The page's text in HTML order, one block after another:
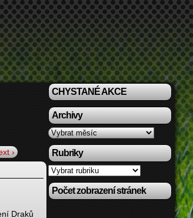
›
Draků
CHYSTANÉ AKCE
Archivy
Archivy
Rubriky
Rubriky
Počet zobrazení stránek